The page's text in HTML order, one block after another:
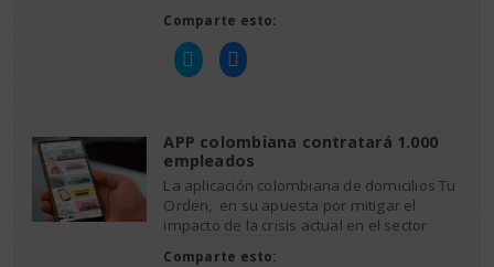
Comparte esto:
Haz
clic
para
(Se
abre
en
ventana
nueva)
Haz
clic
para
(Se
abre
en
ventana
nueva)
APP colombiana contratará 1.000
empleados
La aplicación colombiana de domicilios Tu
Orden, en su apuesta por mitigar el
impacto de la crisis actual en el sector
Comparte esto: